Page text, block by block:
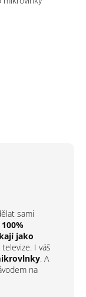
sami
100%
jako
I váš
. A
na